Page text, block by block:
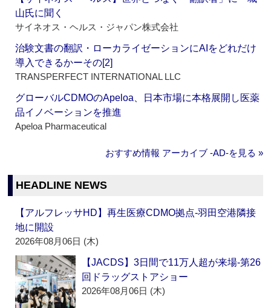
山氏に聞く
サイネオス・ヘルス・ジャパン株式会社
治験文書の翻訳・ローカライゼーションにAIをどれだけ
導入できるかーその[2]
TRANSPERFECT INTERNATIONAL LLC
グローバルCDMOのApeloa、日本市場に本格展開し医薬
品イノベーションを推進
Apeloa Pharmaceutical
おすすめ情報 アーカイブ ‐AD‐を見る »
HEADLINE NEWS
【アルフレッサHD】再生医療CDMO拠点‐羽田空港隣接
地に開設
2026年08月06日 (木)
【JACDS】3日間で11万人超が来場‐第26
回ドラッグストアショー
2026年08月06日 (木)